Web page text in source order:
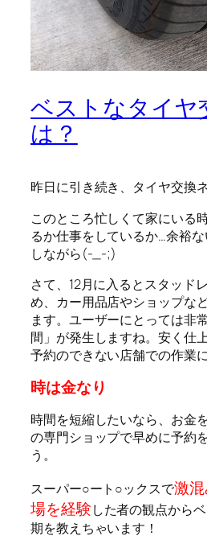
ベストなタイヤ
は？
昨日に引き続き、タイヤ交換
このところ忙しくて家にいる
るか仕事をしているか…余裕
しながら(-_-;)
さて、12月に入るとスタッド
め、カー用品店やショップな
ます。ユーザーにとっては非
間」が発生しますね。安く仕
予約のできない店舗での作業
時は金なり
時間を短縮したいなら、お金
の専門ショップで早めに予約
う。
スーパー○ート○ックスで激
場を経験した者の観点から
期を教えちゃいます！